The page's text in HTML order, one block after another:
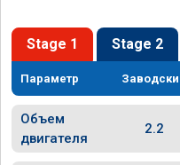
Stage 1 Stage 2
Параметр
Объем
двигателя
2.2